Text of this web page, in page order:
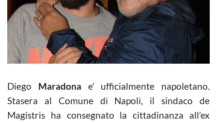
Diego Maradona e’ ufficialmente napoletano.
Stasera al Comune di Napoli, il sindaco de
Magistris ha consegnato la cittadinanza all’ex